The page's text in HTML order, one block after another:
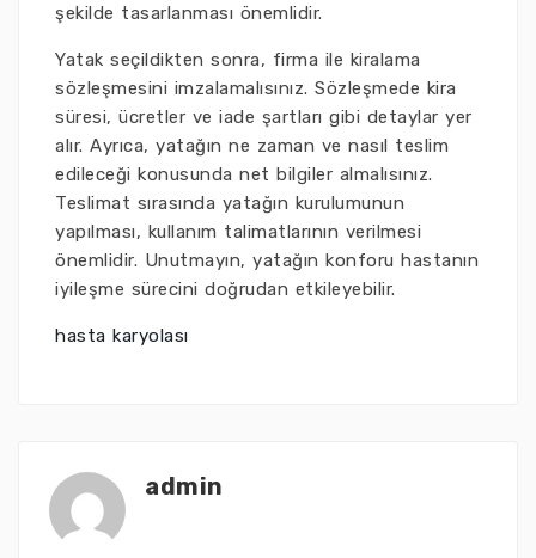
şekilde tasarlanması önemlidir.
Yatak seçildikten sonra, firma ile kiralama
sözleşmesini imzalamalısınız. Sözleşmede kira
süresi, ücretler ve iade şartları gibi detaylar yer
alır. Ayrıca, yatağın ne zaman ve nasıl teslim
edileceği konusunda net bilgiler almalısınız.
Teslimat sırasında yatağın kurulumunun
yapılması, kullanım talimatlarının verilmesi
önemlidir. Unutmayın, yatağın konforu hastanın
iyileşme sürecini doğrudan etkileyebilir.
hasta karyolası
admin